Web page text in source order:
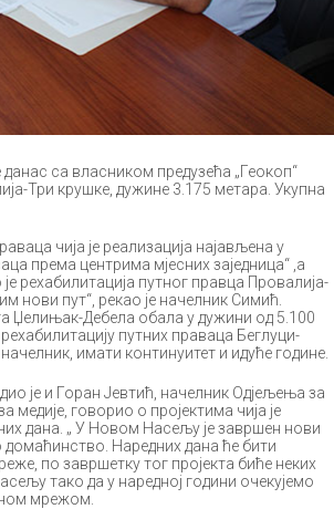
са власником предузећа „Геокоп“
Три крушке, дужине 3.175 метара. Укупна
чија је реализација најављена у
према центрима мјесних заједница“ ,а
рехабилитација путног правца Провалија-
нови пут“, рекао је начелник Симић.
Џелињак-Дебела обала у дужини од 5.100
путних праваца Беглуци-
имати континуитет и идуће године.
је и Горан Јевтић, начелник Одјељења за
медије, говорио о пројектима чија је
дана. „ У Новом Насељу је завршен нови
Наредних дана ће бити
по завршетку тог пројекта биће неких
тако да у наредној години очекујемо
мрежом.